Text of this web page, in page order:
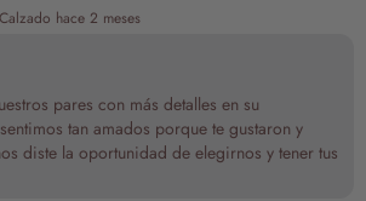
hace 2 meses
pares con más detalles en su
tan amados porque te gustaron y
diste la oportunidad de elegirnos y tener tus